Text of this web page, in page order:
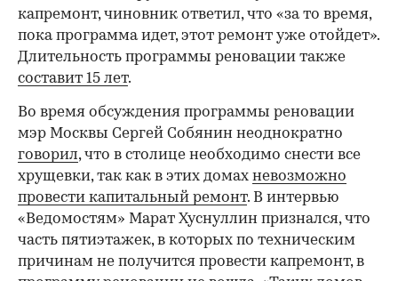
капремонт, чиновник ответил, что «за то время,
пока программа идет, этот ремонт уже отойдет».
Длительность программы реновации также
составит 15 лет.
Во время обсуждения программы реновации
мэр Москвы Сергей Собянин неоднократно
говорил, что в столице необходимо снести все
хрущевки, так как в этих домах невозможно
провести капитальный ремонт. В интервью
«Ведомостям» Марат Хуснуллин признался, что
часть пятиэтажек, в которых по техническим
причинам не получится провести капремонт, в